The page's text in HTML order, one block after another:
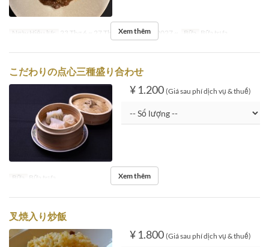
Ngày Hiệu lực 23 Thg 6 ~ 27 Thg 12, 05 Thg 1 2027 ~ Bữa Bữa trưa
Xem thêm
こだわりの点心三種盛り合わせ
¥ 1.200 (Giá sau phí dịch vụ & thuế)
Bữa Bữa trưa Xem thêm
叉焼入り炒飯
¥ 1.800 (Giá sau phí dịch vụ & thuế)